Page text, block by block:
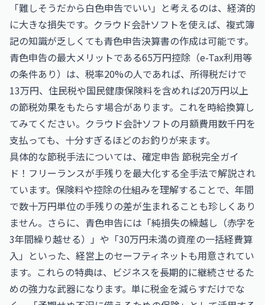
「難しそうだから白色申告でいい」と考えるのは、経済的
に大きな損失です。クラウド会計ソフトを使えば、複式簿
記の知識が乏しくても青色申告決算書の作成は可能です。
青色申告の最大メリットである65万円控除（e-Tax利用等
の条件あり）は、税率20%の人であれば、所得税だけで
13万円、住民税や国民健康保険料を含めれば20万円以上
の節税効果をもたらす場合があります。これを時給換算し
てみてください。クラウド会計ソフトの月額費用数千円を
支払っても、十分すぎるほどのお釣りが来ます。
具体的な節税手法については、 確定申告 節税完全ガイ
ド！フリーランスが手残りを最大化する全手法で解説され
ています。保険料や控除の仕組みを理解することで、年間
で数十万円単位の手残りの差が生まれることも珍しくあり
ません。さらに、青色申告には「純損失の繰越し（赤字を
3年間繰り越せる）」や「30万円未満の資産の一括経費算
入」といった、経営上のセーフティネットも用意されてい
ます。これらの特典は、ビジネスを長期的に継続させるた
めの強力な武器になります。単に税金を減らすだけでな